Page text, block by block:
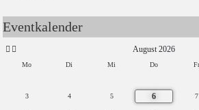
Eventkalender
August 2026
Mo Di Mi Do Fr
3 4 5 6 7